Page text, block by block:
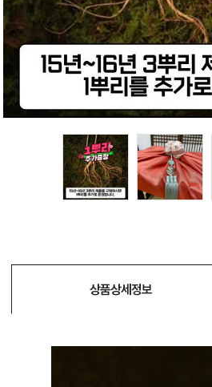
상품상세정보